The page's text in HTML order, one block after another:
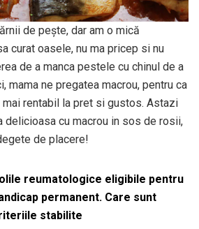
de pește, dar am o mică
curat oasele, nu ma pricep si nu
de a manca pestele cu chinul de a
mama ne pregatea macrou, pentru ca
mai rentabil la pret si gustos. Astazi
delicioasa cu macrou in sos de rosii,
de placere!
reumatologice eligibile pentru
permanent. Care sunt
stabilite